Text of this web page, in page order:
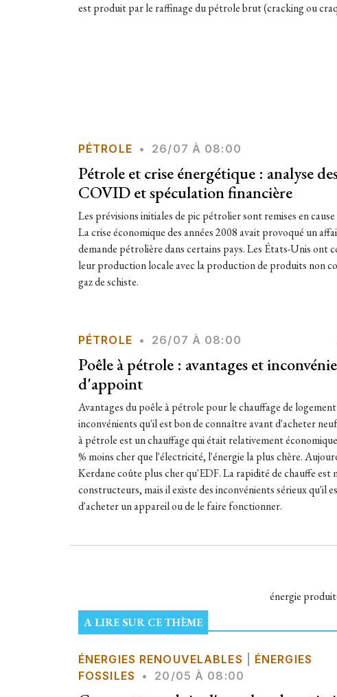
est produit par le raffinage du pétrole brut (cracking ou
PÉTROLE • 26/07 À 08:00
Pétrole et crise énergétique : analyse
COVID et spéculation financière
Les prévisions initiales de pic pétrolier sont remises en
La crise économique des années 2008 avait provoqué un
demande pétrolière dans certains pays. Les États-Unis ont
leur production locale avec la production de produits non
gaz de schiste.
PÉTROLE • 26/07 À 08:00
Poêle à pétrole : avantages et
d'appoint
Avantages du poêle à pétrole pour le chauffage de
inconvénients qu'il est bon de connaître avant d'acheter
à pétrole est un chauffage qui était relativement
% moins cher que l'électricité, l'énergie la plus chère.
Kerdane coûte plus cher qu'EDF. La rapidité de chauffe est
constructeurs, mais il existe des inconvénients sérieux qu'il
d'acheter un appareil ou de le faire fonctionner.
énergie
A LIRE SUR CE THÈME
ÉNERGIES RENOUVELABLES
ÉNERGIES
FOSSILES
• 20/05 À 08:00